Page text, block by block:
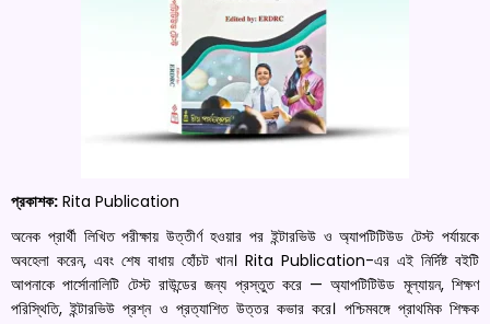
প্রকাশক: Rita Publication
অনেক প্রার্থী লিখিত পরীক্ষায় উত্তীর্ণ হওয়ার পর ইন্টারভিউ ও অ্যাপটিটিউড টেস্ট পর্যায়কে
অবহেলা করেন, এবং শেষ বাধায় হোঁচট খান। Rita Publication-এর এই নির্দিষ্ট বইটি
আপনাকে পার্সোনালিটি টেস্ট রাউন্ডের জন্য প্রস্তুত করে — অ্যাপটিটিউড মূল্যায়ন, শিক্ষণ
পরিস্থিতি, ইন্টারভিউ প্রশ্ন ও প্রত্যাশিত উত্তর কভার করে। পশ্চিমবঙ্গে প্রাথমিক শিক্ষক